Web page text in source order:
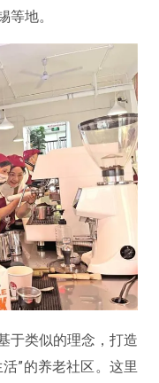
地。
于类似的理念，打造
”的养老社区。这里